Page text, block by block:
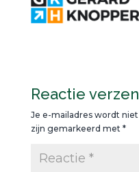
Reactie
Je e-mailadres wordt
zijn gemarkeerd met *